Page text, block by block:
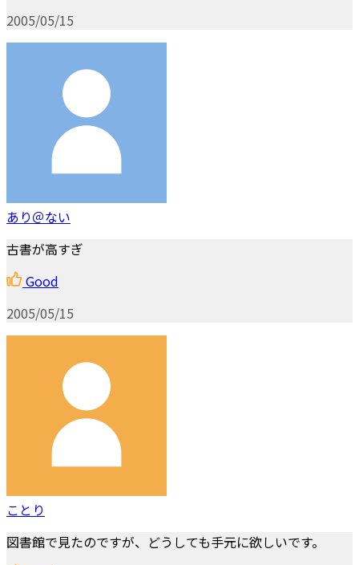
2005/05/15
あり＠ない
古書が高すぎ
Good
2005/05/15
ことり
図書館で見たのですが、どうしても手元に欲しいです。